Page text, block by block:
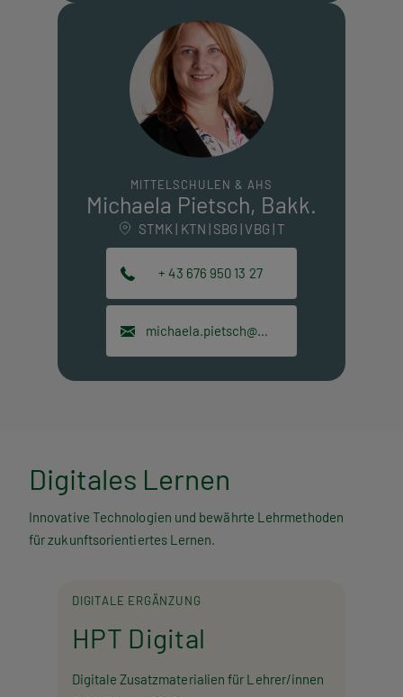
MITTELSCHULEN & AHS
Michaela Pietsch, Bakk.
STMK | KTN | SBG | VBG | T
+ 43 676 950 13 27
Digitales Lernen
Innovative Technologien und bewährte Lehrmethoden
für zukunftsorientiertes Lernen.
DIGITALE ERGÄNZUNG
HPT Digital
Digitale Zusatzmaterialien für Lehrer/innen